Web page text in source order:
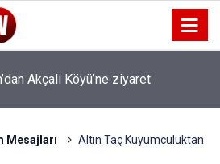
Akbulut Köyü’nü ziyaret etti
Mesajları
Altın Taç Kuyumculuktan